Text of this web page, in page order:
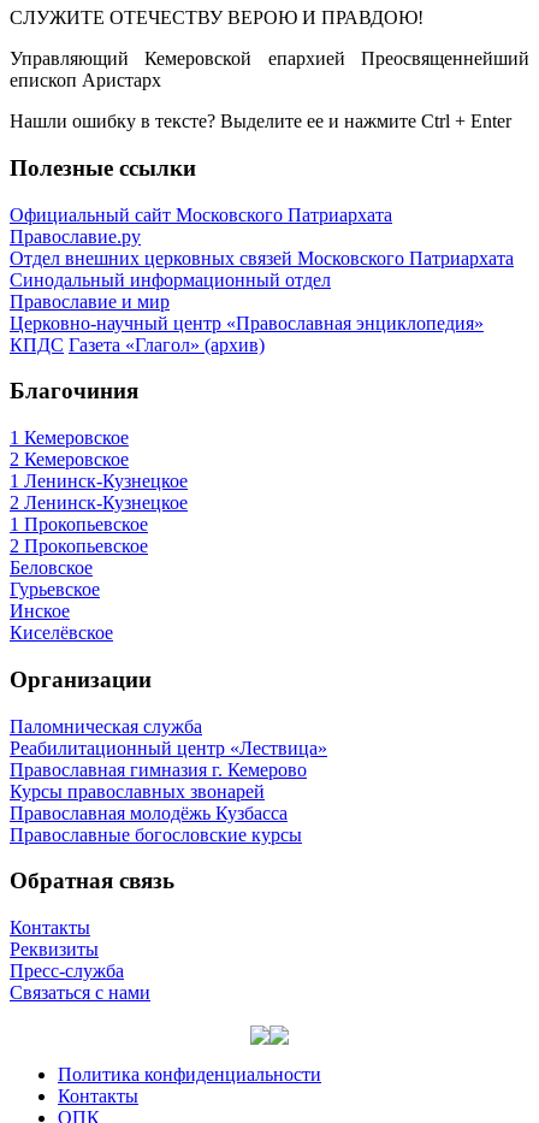
СЛУЖИТЕ ОТЕЧЕСТВУ ВЕРОЮ И ПРАВДОЮ!
Управляющий Кемеровской епархией Преосвященнейший
епископ Аристарх
Нашли ошибку в тексте? Выделите ее и нажмите Ctrl + Enter
Полезные ссылки
Официальный сайт Московского Патриархата
Православие.ру
Отдел внешних церковных связей Московского Патриархата
Синодальный информационный отдел
Православие и мир
Церковно-научный центр «Православная энциклопедия»
КПДС Газета «Глагол» (архив)
Благочиния
1 Кемеровское
2 Кемеровское
1 Ленинск-Кузнецкое
2 Ленинск-Кузнецкое
1 Прокопьевское
2 Прокопьевское
Беловское
Гурьевское
Инское
Киселёвское
Организации
Паломническая служба
Реабилитационный центр «Лествица»
Православная гимназия г. Кемерово
Курсы православных звонарей
Православная молодёжь Кузбасса
Православные богословские курсы
Обратная связь
Контакты
Реквизиты
Пресс-служба
Связаться с нами
Политика конфиденциальности
Контакты
ОПК